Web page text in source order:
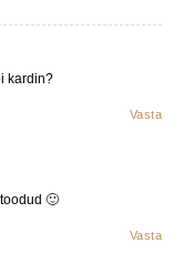
kardin?
Vasta
🙂
Vasta